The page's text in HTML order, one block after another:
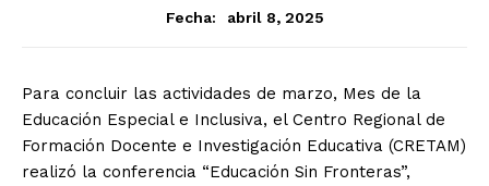
Fecha:
abril 8, 2025
Para concluir las actividades de marzo, Mes de la
Educación Especial e Inclusiva, el Centro Regional de
Formación Docente e Investigación Educativa (CRETAM)
realizó la conferencia “Educación Sin Fronteras”,